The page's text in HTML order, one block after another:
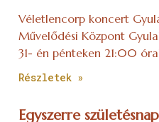
Véletlencorp koncert
Művelődési Központ
31- én pénteken 21:00
Részletek »
Egyszerre